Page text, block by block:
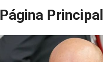
Página Principal